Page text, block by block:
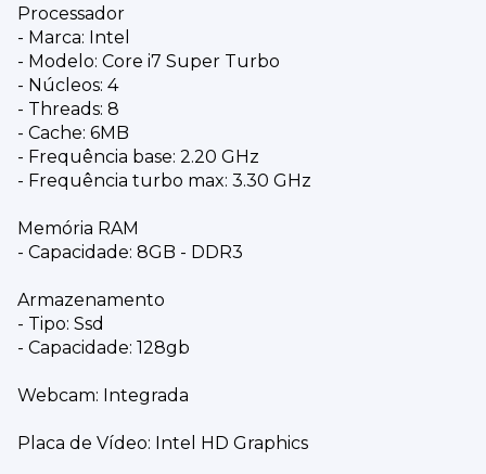
Processador
- Marca: Intel
- Modelo: Core i7 Super Turbo
- Núcleos: 4
- Threads: 8
- Cache: 6MB
- Frequência base: 2.20 GHz
- Frequência turbo max: 3.30 GHz
Memória RAM
- Capacidade: 8GB - DDR3
Armazenamento
- Tipo: Ssd
- Capacidade: 128gb
Webcam: Integrada
Placa de Vídeo: Intel HD Graphics